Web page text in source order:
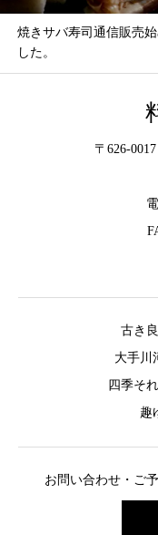
2024年松葉ガニ漁 解
〒626-
古き
大手川
四季そ
趣
お問い合わせ・ご